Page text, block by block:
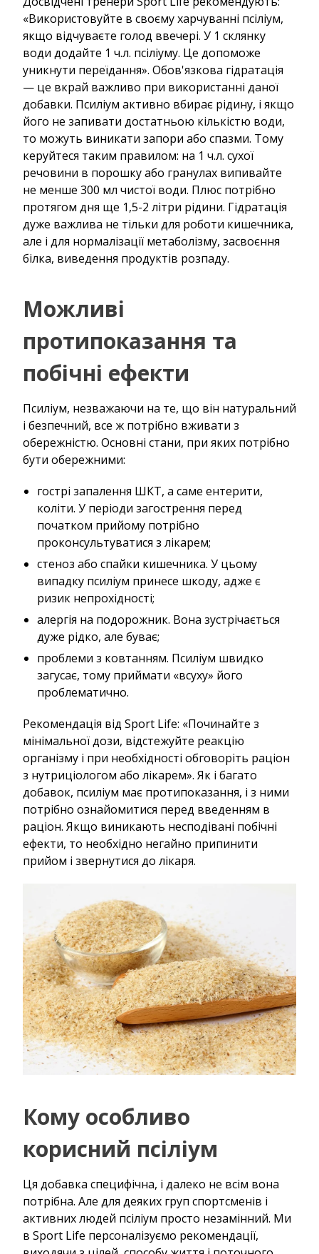
«Використовуйте в своєму харчуванні псіліум,
якщо відчуваєте голод ввечері. У 1 склянку
води додайте 1 ч.л. псіліуму. Це допоможе
уникнути переїдання». Обов'язкова гідратація
— це вкрай важливо при використанні даної
добавки. Псиліум активно вбирає рідину, і якщо
його не запивати достатньою кількістю води,
то можуть виникати запори або спазми. Тому
керуйтеся таким правилом: на 1 ч.л. сухої
речовини в порошку або гранулах випивайте
не менше 300 мл чистої води. Плюс потрібно
протягом дня ще 1,5-2 літри рідини. Гідратація
дуже важлива не тільки для роботи кишечника,
але і для нормалізації метаболізму, засвоєння
білка, виведення продуктів розпаду.
Можливі
протипоказання та
побічні ефекти
Псиліум, незважаючи на те, що він натуральний
і безпечний, все ж потрібно вживати з
обережністю. Основні стани, при яких потрібно
бути обережними:
гострі запалення ШКТ, а саме ентерити,
коліти. У періоди загострення перед
початком прийому потрібно
проконсультуватися з лікарем;
стеноз або спайки кишечника. У цьому
випадку псиліум принесе шкоду, адже є
ризик непрохідності;
алергія на подорожник. Вона зустрічається
дуже рідко, але буває;
проблеми з ковтанням. Псиліум швидко
загусає, тому приймати «всуху» його
проблематично.
Рекомендація від Sport Life: «Починайте з
мінімальної дози, відстежуйте реакцію
організму і при необхідності обговоріть раціон
з нутриціологом або лікарем». Як і багато
добавок, псиліум має протипоказання, і з ними
потрібно ознайомитися перед введенням в
раціон. Якщо виникають несподівані побічні
ефекти, то необхідно негайно припинити
прийом і звернутися до лікаря.
Кому особливо
корисний псіліум
Ця добавка специфічна, і далеко не всім вона
потрібна. Але для деяких груп спортсменів і
активних людей псіліум просто незамінний. Ми
в Sport Life персоналізуємо рекомендації,